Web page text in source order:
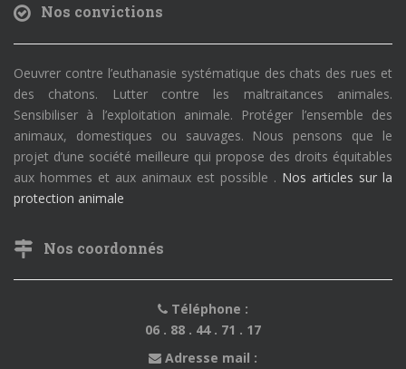
Nos convictions
Oeuvrer contre l’euthanasie systématique des chats des rues et
des chatons. Lutter contre les maltraitances animales.
Sensibiliser à l’exploitation animale. Protéger l’ensemble des
animaux, domestiques ou sauvages. Nous pensons que le
projet d’une société meilleure qui propose des droits équitables
aux hommes et aux animaux est possible . Nos articles sur la
protection animale
Nos coordonnés
Téléphone :
06 . 88 . 44 . 71 . 17
Adresse mail :